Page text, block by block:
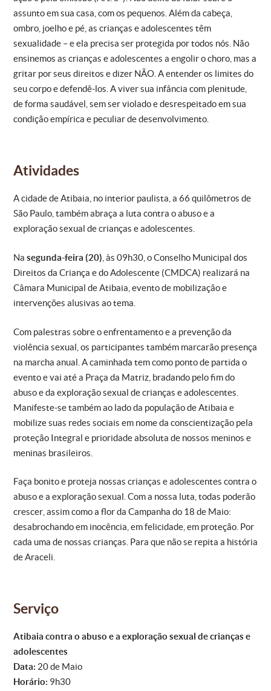
assunto em sua casa, com os pequenos. Além da cabeça,
ombro, joelho e pé, as crianças e adolescentes têm
sexualidade – e ela precisa ser protegida por todos nós. Não
ensinemos as crianças e adolescentes a engolir o choro, mas a
gritar por seus direitos e dizer NÃO. A entender os limites do
seu corpo e defendê-los. A viver sua infância com plenitude,
de forma saudável, sem ser violado e desrespeitado em sua
condição empírica e peculiar de desenvolvimento.
Atividades
A cidade de Atibaia, no interior paulista, a 66 quilômetros de
São Paulo, também abraça a luta contra o abuso e a
exploração sexual de crianças e adolescentes.
Na segunda-feira (20) , às 09h30, o Conselho Municipal dos
Direitos da Criança e do Adolescente (CMDCA) realizará na
Câmara Municipal de Atibaia, evento de mobilização e
intervenções alusivas ao tema.
Com palestras sobre o enfrentamento e a prevenção da
violência sexual, os participantes também marcarão presença
na marcha anual. A caminhada tem como ponto de partida o
evento e vai até a Praça da Matriz, bradando pelo fim do
abuso e da exploração sexual de crianças e adolescentes.
Manifeste-se também ao lado da população de Atibaia e
mobilize suas redes sociais em nome da conscientização pela
proteção Integral e prioridade absoluta de nossos meninos e
meninas brasileiros.
Faça bonito e proteja nossas crianças e adolescentes contra o
abuso e a exploração sexual. Com a nossa luta, todas poderão
crescer, assim como a flor da Campanha do 18 de Maio:
desabrochando em inocência, em felicidade, em proteção. Por
cada uma de nossas crianças. Para que não se repita a história
de Araceli.
Serviço
Atibaia contra o abuso e a exploração sexual de crianças e
adolescentes
Data: 20 de Maio
Horário: 9h30